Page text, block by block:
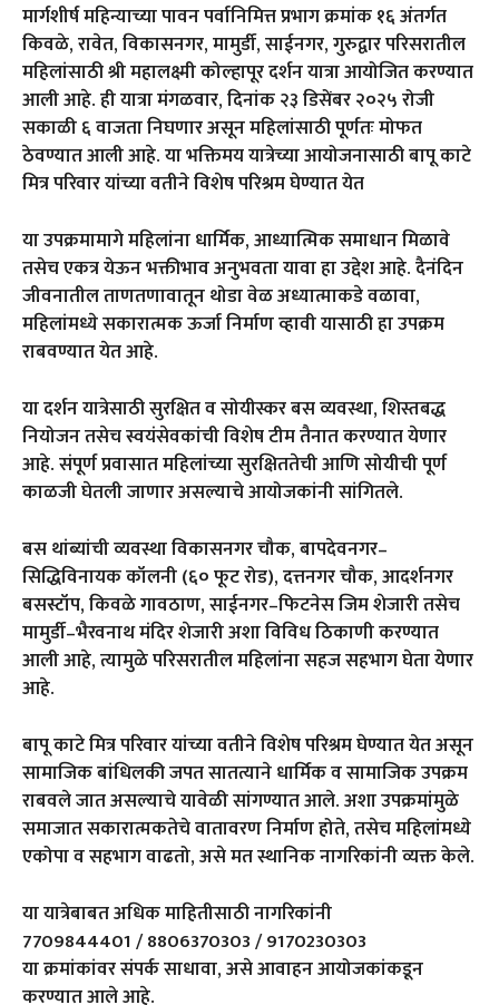
मार्गशीर्ष महिन्याच्या पावन पर्वानिमित्त प्रभाग क्रमांक १६ अंतर्गत
किवळे, रावेत, विकासनगर, मामुर्डी, साईनगर, गुरुद्वार परिसरातील
महिलांसाठी श्री महालक्ष्मी कोल्हापूर दर्शन यात्रा आयोजित करण्यात
आली आहे. ही यात्रा मंगळवार, दिनांक २३ डिसेंबर २०२५ रोजी
सकाळी ६ वाजता निघणार असून महिलांसाठी पूर्णतः मोफत
ठेवण्यात आली आहे. या भक्तिमय यात्रेच्या आयोजनासाठी बापू काटे
मित्र परिवार यांच्या वतीने विशेष परिश्रम घेण्यात येत
या उपक्रमामागे महिलांना धार्मिक, आध्यात्मिक समाधान मिळावे
तसेच एकत्र येऊन भक्तीभाव अनुभवता यावा हा उद्देश आहे. दैनंदिन
जीवनातील ताणतणावातून थोडा वेळ अध्यात्माकडे वळावा,
महिलांमध्ये सकारात्मक ऊर्जा निर्माण व्हावी यासाठी हा उपक्रम
राबवण्यात येत आहे.
या दर्शन यात्रेसाठी सुरक्षित व सोयीस्कर बस व्यवस्था, शिस्तबद्ध
नियोजन तसेच स्वयंसेवकांची विशेष टीम तैनात करण्यात येणार
आहे. संपूर्ण प्रवासात महिलांच्या सुरक्षिततेची आणि सोयीची पूर्ण
काळजी घेतली जाणार असल्याचे आयोजकांनी सांगितले.
बस थांब्यांची व्यवस्था विकासनगर चौक, बापदेवनगर–
सिद्धिविनायक कॉलनी (६० फूट रोड), दत्तनगर चौक, आदर्शनगर
बसस्टॉप, किवळे गावठाण, साईनगर–फिटनेस जिम शेजारी तसेच
मामुर्डी–भैरवनाथ मंदिर शेजारी अशा विविध ठिकाणी करण्यात
आली आहे, त्यामुळे परिसरातील महिलांना सहज सहभाग घेता येणार
आहे.
बापू काटे मित्र परिवार यांच्या वतीने विशेष परिश्रम घेण्यात येत असून
सामाजिक बांधिलकी जपत सातत्याने धार्मिक व सामाजिक उपक्रम
राबवले जात असल्याचे यावेळी सांगण्यात आले. अशा उपक्रमांमुळे
समाजात सकारात्मकतेचे वातावरण निर्माण होते, तसेच महिलांमध्ये
एकोपा व सहभाग वाढतो, असे मत स्थानिक नागरिकांनी व्यक्त केले.
या यात्रेबाबत अधिक माहितीसाठी नागरिकांनी
7709844401 / 8806370303 / 9170230303
या क्रमांकांवर संपर्क साधावा, असे आवाहन आयोजकांकडून
करण्यात आले आहे.